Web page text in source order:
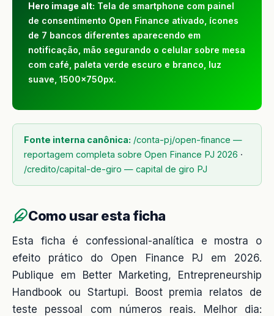
Hero image alt: Tela de smartphone com painel
de consentimento Open Finance ativado, ícones
de 7 bancos diferentes aparecendo em
notificação, mão segurando o celular sobre mesa
com café, paleta verde escuro e branco, luz
suave, 1500x750px.
Fonte interna canônica: /conta-pj/open-finance —
reportagem completa sobre Open Finance PJ 2026 ·
/credito/capital-de-giro — capital de giro PJ
Como usar esta ficha
Esta ficha é confessional-analítica e mostra o
efeito prático do Open Finance PJ em 2026.
Publique em Better Marketing, Entrepreneurship
Handbook ou Startupi. Boost premia relatos de
teste pessoal com números reais. Melhor dia: